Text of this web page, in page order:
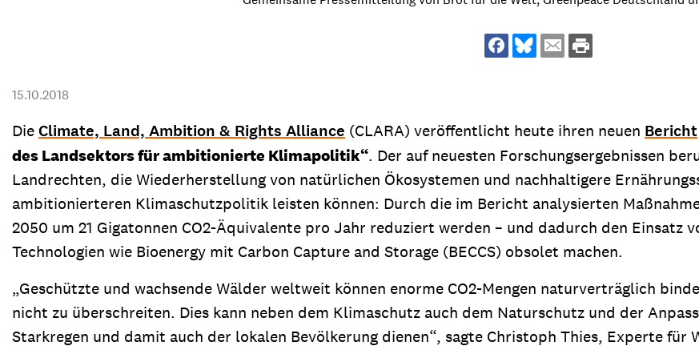
Entdecken Sie unsere zahlreichen Publikationen & Materialien:
Entdecken Sie unsere zahlreichen Publikationen & Materialien:
15.10.2018
DieClimate, Land, Ambition & Rights Alliance (CLARA) veröffentlicht heute ihren neuen Bericht
des Landsektors für ambitionierte Klimapolitik“. Der auf neuesten Forschungsergebnissen
Landrechten, die Wiederherstellung von natürlichen Ökosystemen und nachhaltigere
ambitionierteren Klimaschutzpolitik leisten können: Durch die im Bericht analysierten
2050 um 21 Gigatonnen CO2-Äquivalente pro Jahr reduziert werden – und dadurch den Einsatz
Technologien wie Bioenergy mit Carbon Capture and Storage (BECCS) obsolet machen.
„Geschützte und wachsende Wälder weltweit können enorme CO2-Mengen naturverträglich
nicht zu überschreiten. Dies kann neben dem Klimaschutz auch dem Naturschutz und der
Starkregen und damit auch der lokalen Bevölkerung dienen“, sagte Christoph Thies, Experte für